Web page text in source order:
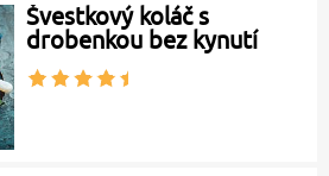
Švestkový koláč s
drobenkou bez kynutí